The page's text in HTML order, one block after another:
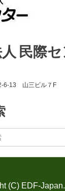
民際
6-13 山三ビル７F
(C) EDF-